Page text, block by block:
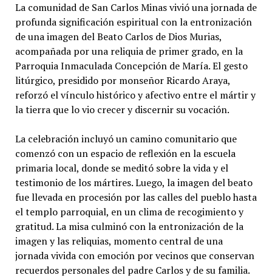
La comunidad de San Carlos Minas vivió una jornada de
profunda significación espiritual con la entronización
de una imagen del Beato Carlos de Dios Murias,
acompañada por una reliquia de primer grado, en la
Parroquia Inmaculada Concepción de María. El gesto
litúrgico, presidido por monseñor Ricardo Araya,
reforzó el vínculo histórico y afectivo entre el mártir y
la tierra que lo vio crecer y discernir su vocación.
La celebración incluyó un camino comunitario que
comenzó con un espacio de reflexión en la escuela
primaria local, donde se meditó sobre la vida y el
testimonio de los mártires. Luego, la imagen del beato
fue llevada en procesión por las calles del pueblo hasta
el templo parroquial, en un clima de recogimiento y
gratitud. La misa culminó con la entronización de la
imagen y las reliquias, momento central de una
jornada vivida con emoción por vecinos que conservan
recuerdos personales del padre Carlos y de su familia.